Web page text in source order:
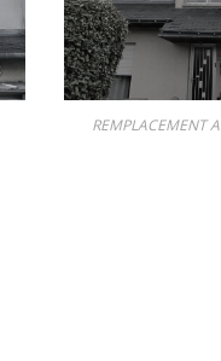
REMPLACEMENT